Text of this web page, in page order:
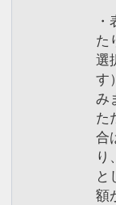
た
選
す
み
た
合
り
と
額